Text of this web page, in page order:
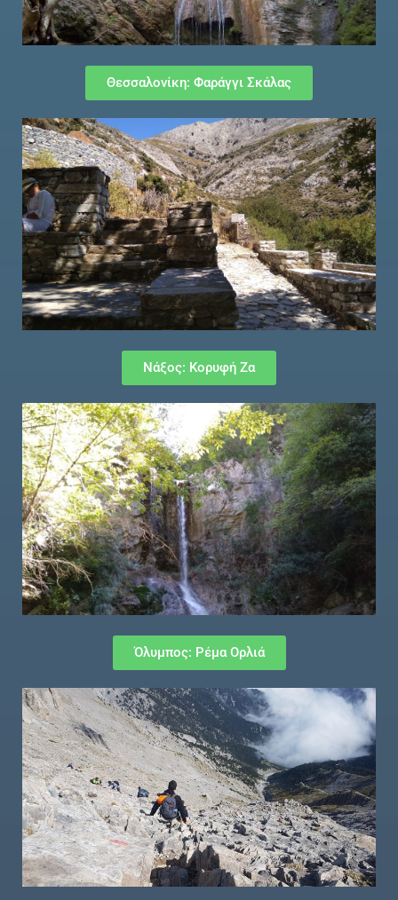
Θεσσαλονίκη: Φαράγγι Σκάλας
Νάξος: Κορυφή Ζα
Όλυμπος: Ρέμα Ορλιά